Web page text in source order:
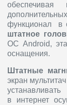
функционал в
штатное
ОС Android,
оснащения.
Штатные
экран
в интернет